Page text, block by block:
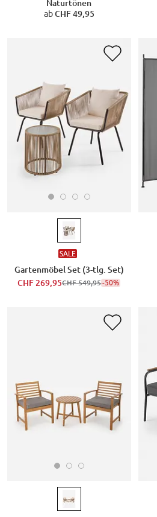
Naturtönen
abCHF 49,95
SALE
Gartenmöbel Set (3-tlg. Set)
CHF 269,95CHF 549,95-50%